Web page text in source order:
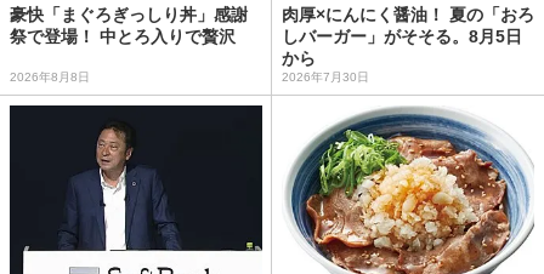
豪快「まぐろぎっしり丼」感謝
祭で登場！ 中とろ入りで贅沢
2026年8月8日
肉厚×にんにく醤油！ 夏の「おろ
しバーガー」がそそる。8月5日
から
2026年7月30日